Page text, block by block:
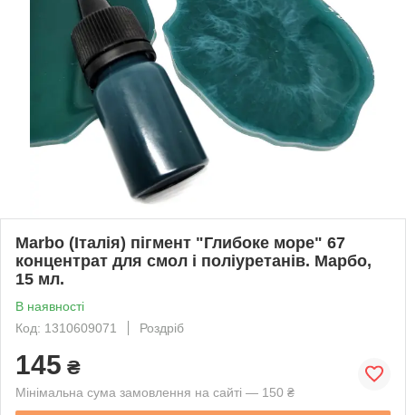
Marbo (Італія) пігмент "Глибоке море" 67
концентрат для смол і поліуретанів. Марбо,
15 мл.
В наявності
Код: 1310609071
Роздріб
145 ₴
Мінімальна сума замовлення на сайті — 150 ₴